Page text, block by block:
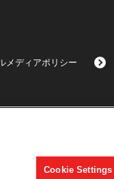
メディアポリシー
Cookie Settings